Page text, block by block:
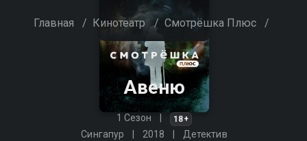
Главная / Кинотеатр / Смотрёшка Плюс /
Авеню
1 Сезон 18+
Сингапур 2018 Детектив